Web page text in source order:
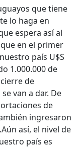
que tiene
lo haga en
espera así al
en el primer
país U$S
1.000.000 de
de
van a dar. De
de
ingresaron
Aún así, el nivel de
país es